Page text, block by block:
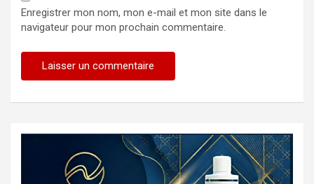
Enregistrer mon nom, mon e-mail et mon site dans le
navigateur pour mon prochain commentaire.